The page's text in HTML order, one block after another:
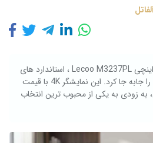
لنوو با معرفی مانیتور 31.5 اینچی Lecoo M3237PL ، استاندارد های
مانیتور های اداری و طراحی را جابه جا کرد. این نمایشگر 4K با قیمت
به زودی به یکی از محبوب‌ ترین انتخاب‌